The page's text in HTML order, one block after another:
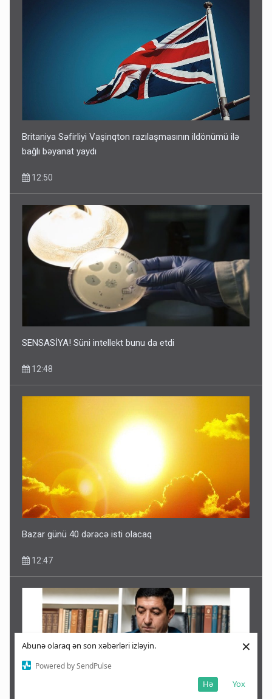
Abunə olaraq ən son xəbərləri izləyin.
Powered by SendPulse
Yox
Hə
×
Britaniya Səfirliyi Vaşinqton razılaşmasının ildönümü ilə
bağlı bəyanat yaydı
12:50
SENSASİYA! Süni intellekt bunu da etdi
12:48
Bazar günü 40 dərəcə isti olacaq
12:47